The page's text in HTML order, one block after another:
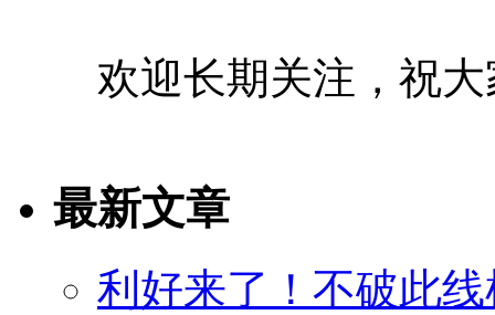
欢迎长期关注，祝大
最新文章
利好来了！不破此